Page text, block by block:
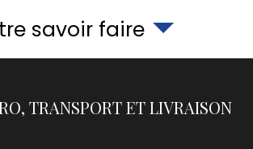
savoir faire
TRANSPORT ET LIVRAISON